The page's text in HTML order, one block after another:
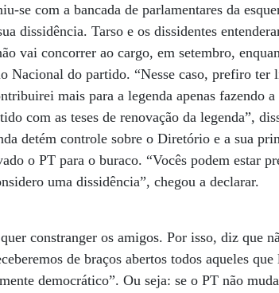
se com a bancada de parlamentares da
dissidência. Tarso e os dissidentes
vai concorrer ao cargo, em setembro,
Nacional do partido. “Nesse caso, prefiro ter
mais para a legenda apenas fazendo
com as teses de renovação da legenda”,
detém controle sobre o Diretório e a sua
o PT para o buraco. “Vocês podem estar
uma dissidência”, chegou a declarar.
constranger os amigos. Por isso, diz que
de braços abertos todos aqueles
democrático”. Ou seja: se o PT não